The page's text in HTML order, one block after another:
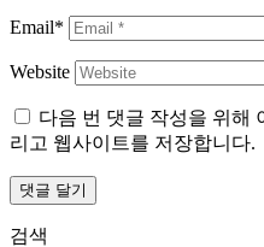
Email*
Website
다음 번 댓글 작성을 위해
리고 웹사이트를 저장합니다.
검색